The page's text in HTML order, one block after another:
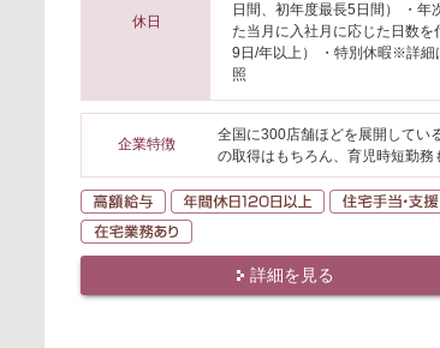
休日
日間、初年度最長5日間） ・年
た当月に入社月に応じた日数
9日/年以上） ・特別休暇※詳細
照
企業特徴
全国に300店舗ほどを展開してい
の取得はもちろん、育児時短勤務
高額給与 年間休日120日以
詳細を見る